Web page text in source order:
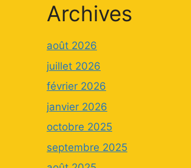
Archives
août 2026
juillet 2026
février 2026
janvier 2026
octobre 2025
septembre 2025